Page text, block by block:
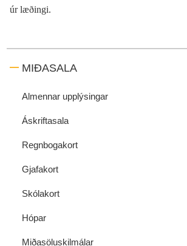
úr læðingi.
MIÐASALA
Almennar upplýsingar
Áskriftasala
Regnbogakort
Gjafakort
Skólakort
Hópar
Miðasöluskilmálar